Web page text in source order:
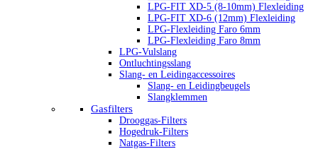
LPG-FIT XD-5 (8-10mm) Flexleiding
LPG-FIT XD-6 (12mm) Flexleiding
LPG-Flexleiding Faro 6mm
LPG-Flexleiding Faro 8mm
LPG-Vulslang
Ontluchtingsslang
Slang- en Leidingaccessoires
Slang- en Leidingbeugels
Slangklemmen
Gasfilters
Drooggas-Filters
Hogedruk-Filters
Natgas-Filters